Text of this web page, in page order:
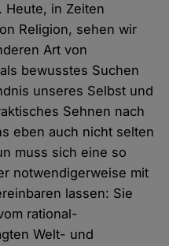
Heute, in Zeiten
Religion, sehen wir
Art von
bewusstes Suchen
unseres Selbst und
Sehnen nach
eben auch nicht selten
muss sich eine so
notwendigerweise mit
lassen: Sie
rational-
Welt- und